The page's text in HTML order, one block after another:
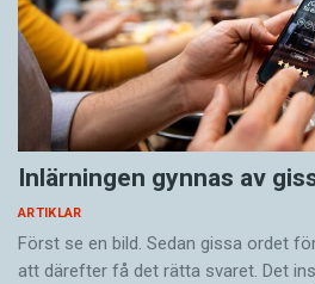
Inlärningen gynnas av
ARTIKLAR
Först se en bild. Sedan gissa ordet
att därefter få det rätta svaret. Det